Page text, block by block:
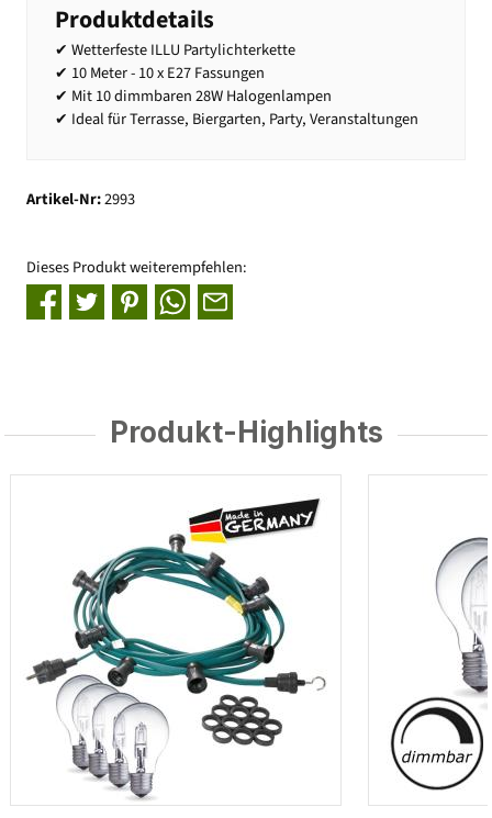
Produktdetails
✔ Wetterfeste ILLU Partylichterkette
✔ 10 Meter - 10 x E27 Fassungen
✔ Mit 10 dimmbaren 28W Halogenlampen
✔ Ideal für Terrasse, Biergarten, Party, Veranstaltungen
Artikel-Nr:2993
Dieses Produkt weiterempfehlen:
Produkt-Highlights